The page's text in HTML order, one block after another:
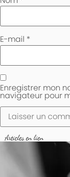
E-mail *
Enregistrer mon
navigateur pour
Articles en lien